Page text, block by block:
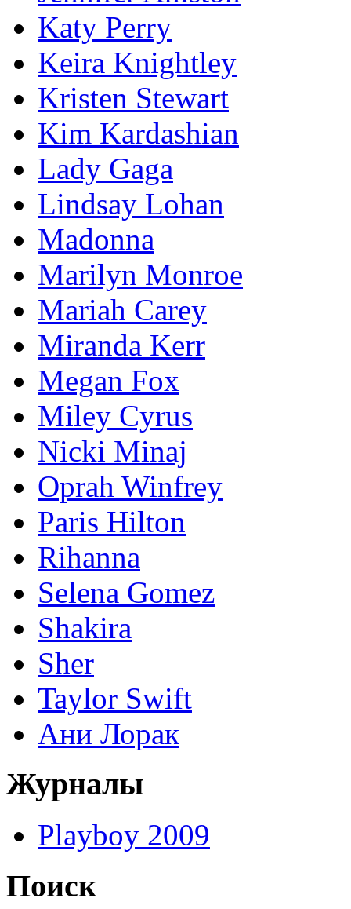
Katy Perry
Keira Knightley
Kristen Stewart
Kim Kardashian
Lady Gaga
Lindsay Lohan
Madonna
Marilyn Monroe
Mariah Carey
Miranda Kerr
Megan Fox
Miley Cyrus
Nicki Minaj
Oprah Winfrey
Paris Hilton
Rihanna
Selena Gomez
Shakira
Sher
Taylor Swift
Ани Лорак
Журналы
Playboy 2009
Поиск